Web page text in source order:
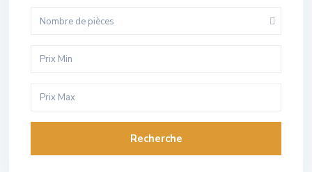
Nombre de pièces
Recherche